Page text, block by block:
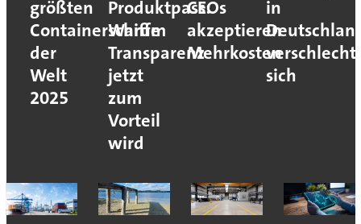
größten
Containerschiffe
der
Welt
2025
Produktpass:
Warum
Transparenz
jetzt
zum
Vorteil
wird
CEOs
akzeptieren
Mehrkosten
in
sich